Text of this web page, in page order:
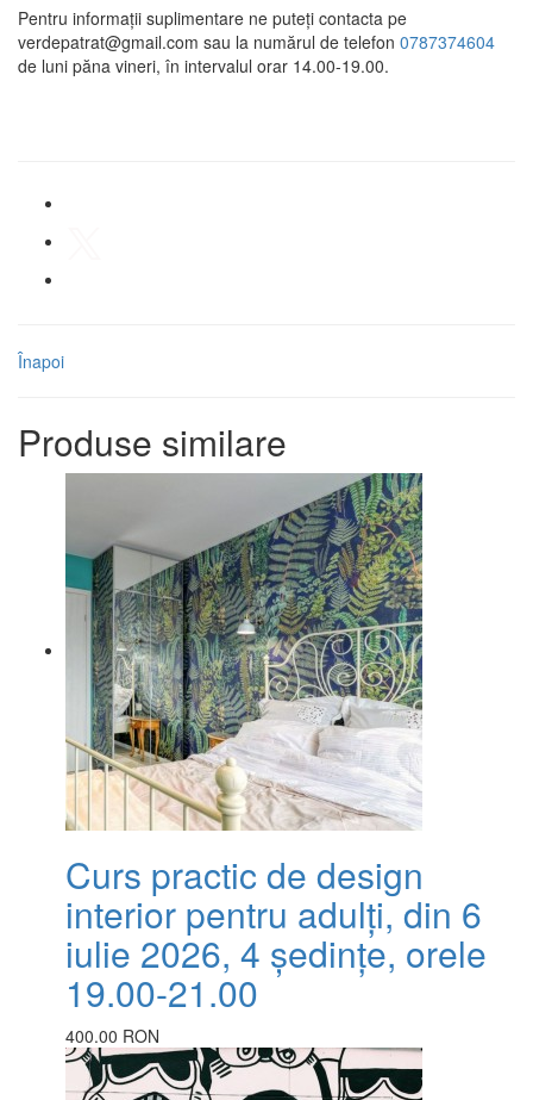
Pentru informații suplimentare ne puteți contacta pe
verdepatrat@gmail.com sau la numărul de telefon 0787374604
de luni păna vineri, în intervalul orar 14.00-19.00.
Înapoi
Produse similare
Curs practic de design
interior pentru adulți, din 6
iulie 2026, 4 ședințe, orele
19.00-21.00
400.00 RON